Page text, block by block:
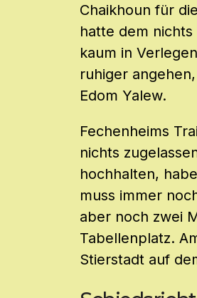
Chaikhoun für
hatte dem
kaum in
ruhiger
Edom Yalew.
Fechenheims
nichts
hochhalten,
muss immer
aber noch zwei
Tabellenplatz.
Stierstadt auf